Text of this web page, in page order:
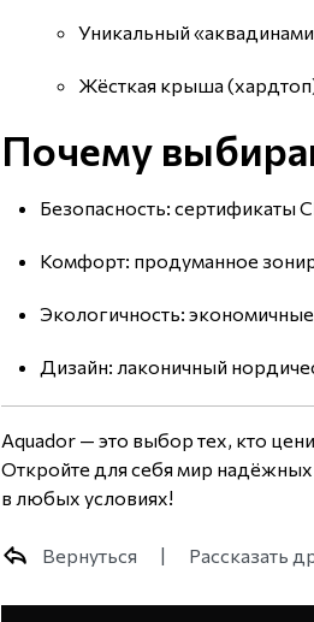
Уникальный
Жёсткая крыша
Почему
Безопасность: сертификаты
Комфорт: продуманное
Экологичность:
Дизайн: лаконичный
Aquador — это выбор тех, кто
Откройте для себя мир
в любых условиях!
Вернуться | Рассказать